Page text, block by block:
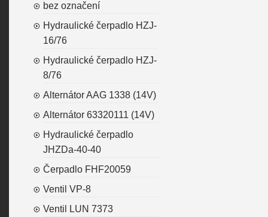
bez označení
Hydraulické čerpadlo HZJ-
16/76
Hydraulické čerpadlo HZJ-
8/76
Alternátor AAG 1338 (14V)
Alternátor 63320111 (14V)
Hydraulické čerpadlo
JHZDa-40-40
Čerpadlo FHF20059
Ventil VP-8
Ventil LUN 7373